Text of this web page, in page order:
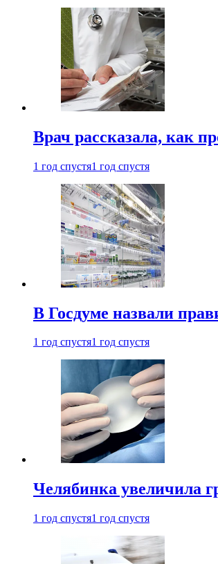
Врач рассказала, как
1 год спустя1 год спустя
В Госдуме назвали
1 год спустя1 год спустя
Челябинка увеличила
1 год спустя1 год спустя